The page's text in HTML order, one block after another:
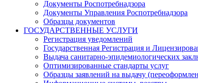
Документы Роспотребнадзора
Документы Управления Роспотребнадзора
Образцы документов
ГОСУДАРСТВЕННЫЕ УСЛУГИ
Регистрация уведомлений
Государственная Регистрация и
Выдача санитарно-эпидемиологических
Оптимизированные стандарты услуг
Образцы заявлений на выдачу